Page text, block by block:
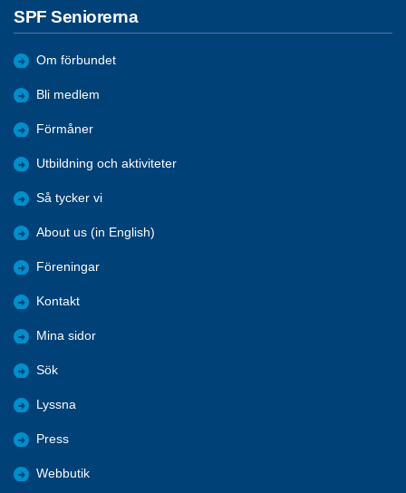
SPF Seniorerna
Om förbundet
Bli medlem
Förmåner
Utbildning och aktiviteter
Så tycker vi
About us (in English)
Föreningar
Kontakt
Mina sidor
Sök
Lyssna
Press
Webbutik